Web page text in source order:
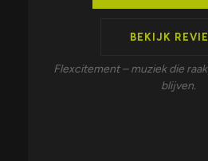
BEKIJK
Flexcitement – muziek die
blijven.